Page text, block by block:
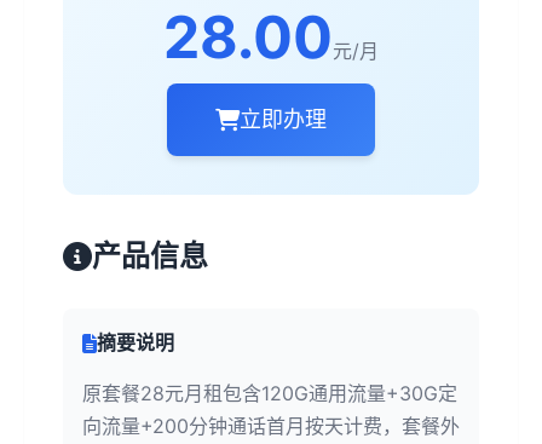
28.00元/月
立即办理
产品信息
摘要说明
原套餐28元月租包含120G通用流量+30G定
向流量+200分钟通话首月按天计费，套餐外